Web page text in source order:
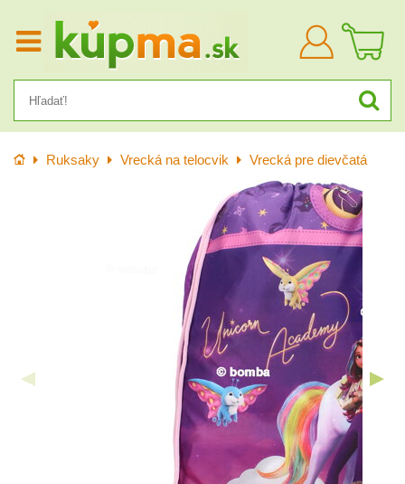
Prihlásiť
sa
Úvod Ruksaky Vrecká na telocvik Vrecká pre dievčatá